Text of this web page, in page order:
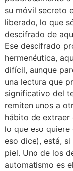
su móvil secreto
liberado, lo que
descifrado de
Ese descifrado
hermenéutica,
difícil, aunque
una lectura que
significativo del
remiten unos a
hábito de extraer
lo que eso quiere
eso dice), está,
piel. Uno de los
automatismo es